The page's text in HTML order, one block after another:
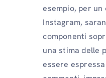
esempio, per
Instagram,
componenti
una stima delle
essere